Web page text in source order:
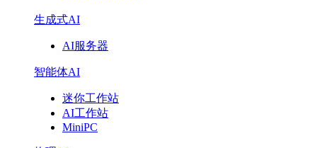
生成式AI
AI服务器
智能体AI
迷你工作站
AI工作站
MiniPC